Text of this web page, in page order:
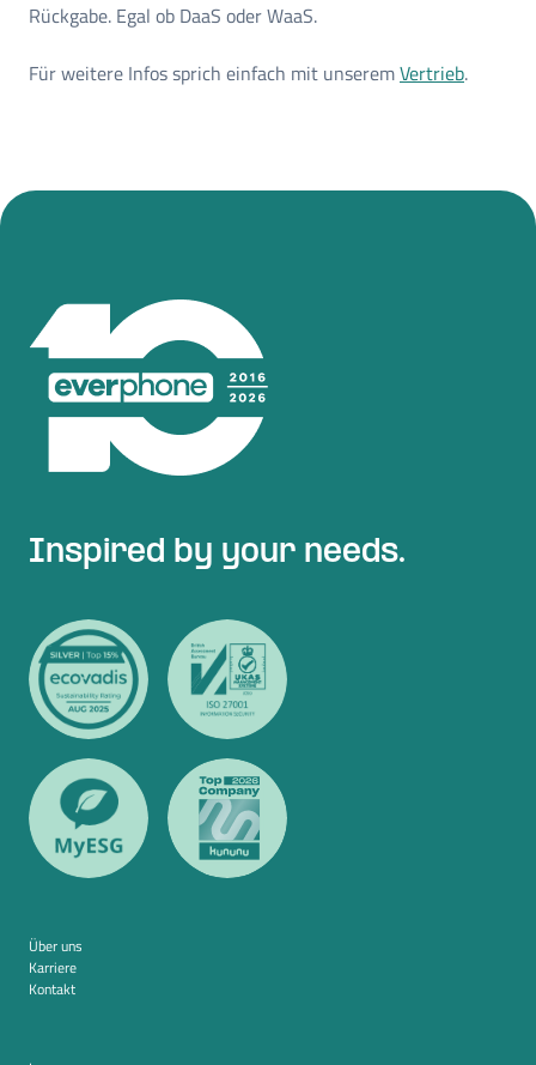
Rückgabe. Egal ob DaaS oder WaaS.
Für weitere Infos sprich einfach mit unseremVertrieb.
Inspired by your needs.
Über uns
Karriere
Kontakt